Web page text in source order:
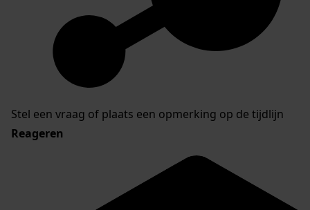
Stel een vraag of plaats een opmerking op de tijdlijn
Reageren